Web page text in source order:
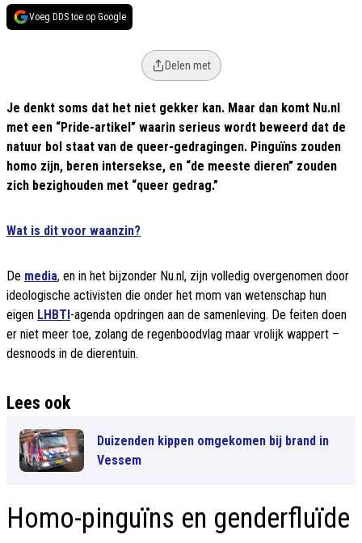
Voeg DDS toe op Google
Delen met
Je denkt soms dat het niet gekker kan. Maar dan komt Nu.nl
met een “Pride-artikel” waarin serieus wordt beweerd dat de
natuur bol staat van de queer-gedragingen. Pinguïns zouden
homo zijn, beren intersekse, en “de meeste dieren” zouden
zich bezighouden met “queer gedrag.”
Wat is dit voor waanzin?
De media, en in het bijzonder Nu.nl, zijn volledig overgenomen door
ideologische activisten die onder het mom van wetenschap hun
eigen LHBTI -agenda opdringen aan de samenleving. De feiten doen
er niet meer toe, zolang de regenboodvlag maar vrolijk wappert –
desnoods in de dierentuin.
Lees ook
Duizenden kippen omgekomen bij brand in
Vessem
Homo-pinguïns en genderfluïde